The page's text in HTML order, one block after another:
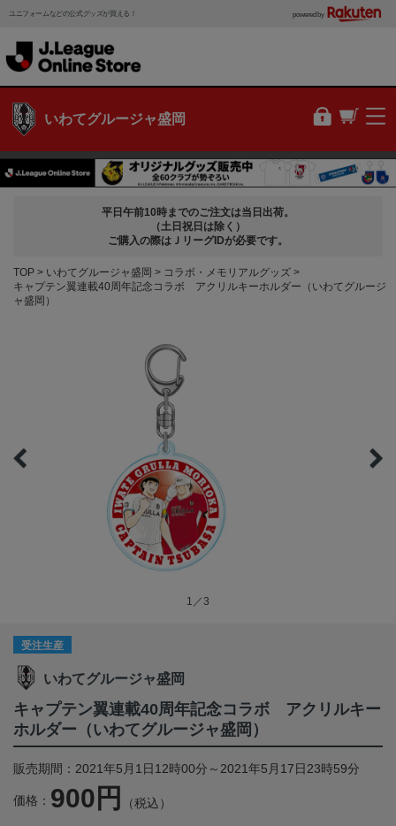
ユニフォームなどの公式グッズが買える！ powered by
いわてグルージャ盛岡
平日午前10時までのご注文は当日出荷。
（土日祝日は除く）
ご購入の際はＪリーグIDが必要です。
TOP いわてグルージャ盛岡
コラボ・メモリアルグッズ
キャプテン翼連載40周年記念コラボ アクリルキーホルダー（いわてグルージ
ャ盛岡）
1／3
受注生産
いわてグルージャ盛岡
キャプテン翼連載40周年記念コラボ アクリルキー
ホルダー（いわてグルージャ盛岡）
販売期間：2021年5月1日12時00分～2021年5月17日23時59分
価格： 900円 （税込）